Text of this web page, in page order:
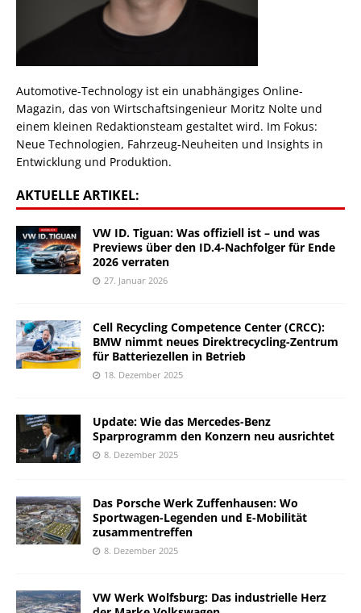
Automotive-Technology ist ein unabhängiges Online-
Magazin, das von Wirtschaftsingenieur Moritz Nolte und
einem kleinen Redaktionsteam gestaltet wird. Im Fokus:
Neue Technologien, Fahrzeug-Neuheiten und Insights in
Entwicklung und Produktion.
AKTUELLE ARTIKEL:
VW ID. Tiguan: Was offiziell ist – und was
Previews über den ID.4-Nachfolger für Ende
2026 verraten
27. Januar 2026
Cell Recycling Competence Center (CRCC):
BMW nimmt neues Direktrecycling-Zentrum
für Batteriezellen in Betrieb
18. Dezember 2025
Update: Wie das Mercedes-Benz
Sparprogramm den Konzern neu ausrichtet
8. Dezember 2025
Das Porsche Werk Zuffenhausen: Wo
Sportwagen-Legenden und E-Mobilität
zusammentreffen
8. Dezember 2025
VW Werk Wolfsburg: Das industrielle Herz